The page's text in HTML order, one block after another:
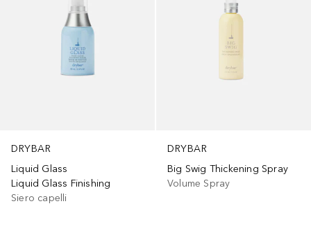
DRYBAR
Liquid Glass
Liquid Glass Finishing
Siero capelli
DRYBAR
Big Swig Thickening Spray
Volume Spray